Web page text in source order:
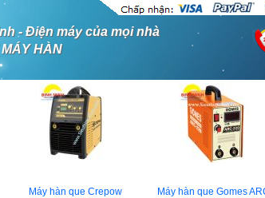
- Điện máy của mọi nhà
HÀN
Máy hàn que Crepow
Máy hàn que Gomes ARC-